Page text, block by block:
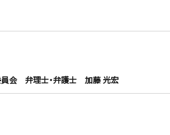
員会 弁理士・弁護士 加藤 光宏